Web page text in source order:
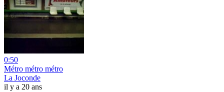
0:50
Métro métro métro
La Joconde
il y a 20 ans